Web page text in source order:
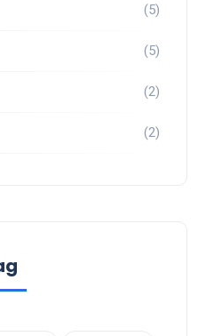
(5)
(5)
(2)
(2)